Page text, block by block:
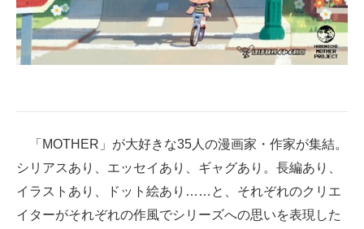
AI活用のいまが分かる
企業ITのトレンドを詳説
ITエンジニア向け専門サイト
企業向けIT製品の総合サイト
IT製品の技術・比較・事例
「MOTHER」が大好きな35人の漫画家・作家が集結。
シリアスあり、エッセイあり、ギャグあり。長編あり、
イラストあり、ドット絵あり……と、それぞれのクリエ
イターがそれぞれの作風でシリーズへの思いを表現した